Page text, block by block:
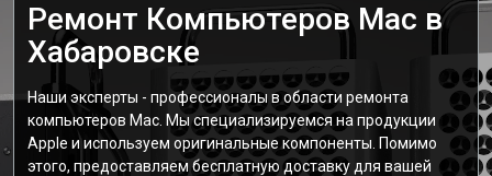
Ремонт Компьютеров Mac в
Хабаровске
Наши эксперты - профессионалы в области ремонта
компьютеров Mac. Мы специализируемся на продукции
Apple и используем оригинальные компоненты. Помимо
этого, предоставляем бесплатную доставку для вашей